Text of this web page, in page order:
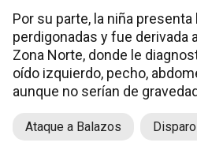
Por su parte, la niña
perdigonadas y fue derivada
Zona Norte, donde le
oído izquierdo, pecho,
aunque no serían de
Ataque a Balazos